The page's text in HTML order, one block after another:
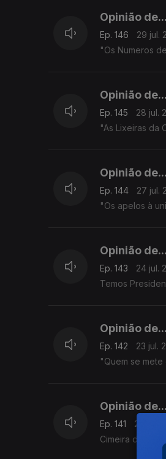
Opinião
Ep. 146
29 jul.
"Os Numeros
Opinião
Ep. 145
28 jul.
"As Lixeiras da
Opinião
Ep. 144
27 jul.
"Os apelos à
Opinião
Ep. 143
24 jul.
Temos
Opinião
Ep. 142
23 jul.
"Quem se
Opinião
Ep. 141
22 jul.
Cimeira da